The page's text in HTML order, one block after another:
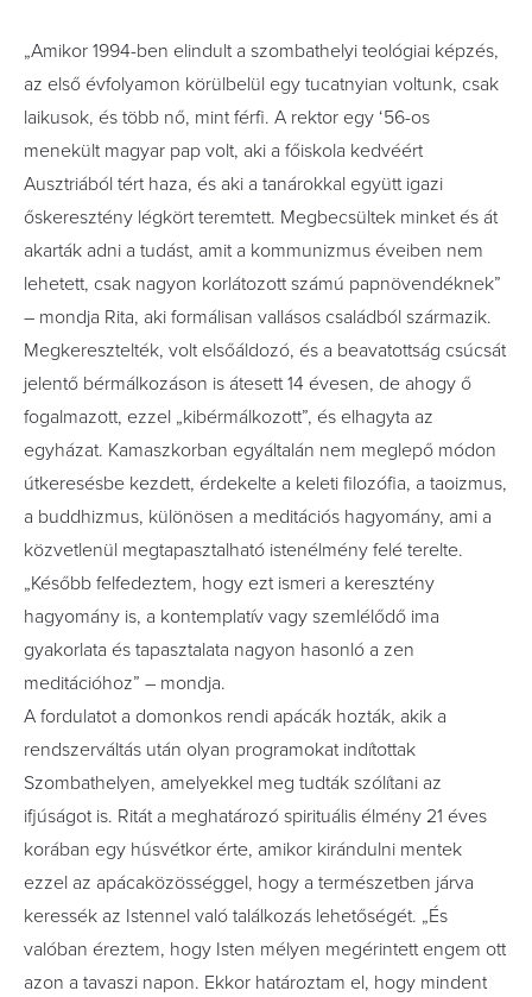
„Amikor 1994-ben elindult a szombathelyi teológiai képzés,
az első évfolyamon körülbelül egy tucatnyian voltunk, csak
laikusok, és több nő, mint férfi. A rektor egy ‘56-os
menekült magyar pap volt, aki a főiskola kedvéért
Ausztriából tért haza, és aki a tanárokkal együtt igazi
őskeresztény légkört teremtett. Megbecsültek minket és át
akarták adni a tudást, amit a kommunizmus éveiben nem
lehetett, csak nagyon korlátozott számú papnövendéknek”
– mondja Rita, aki formálisan vallásos családból származik.
Megkeresztelték, volt elsőáldozó, és a beavatottság csúcsát
jelentő bérmálkozáson is átesett 14 évesen, de ahogy ő
fogalmazott, ezzel „kibérmálkozott”, és elhagyta az
egyházat. Kamaszkorban egyáltalán nem meglepő módon
útkeresésbe kezdett, érdekelte a keleti filozófia, a taoizmus,
a buddhizmus, különösen a meditációs hagyomány, ami a
közvetlenül megtapasztalható istenélmény felé terelte.
„Később felfedeztem, hogy ezt ismeri a keresztény
hagyomány is, a kontemplatív vagy szemlélődő ima
gyakorlata és tapasztalata nagyon hasonló a zen
meditációhoz” – mondja.
A fordulatot a domonkos rendi apácák hozták, akik a
rendszerváltás után olyan programokat indítottak
Szombathelyen, amelyekkel meg tudták szólítani az
ifjúságot is. Ritát a meghatározó spirituális élmény 21 éves
korában egy húsvétkor érte, amikor kirándulni mentek
ezzel az apácaközösséggel, hogy a természetben járva
keressék az Istennel való találkozás lehetőségét. „És
valóban éreztem, hogy Isten mélyen megérintett engem ott
azon a tavaszi napon. Ekkor határoztam el, hogy mindent